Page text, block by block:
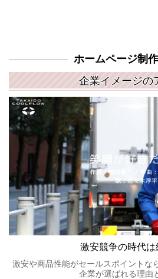
ホームページ制
企業イメージの
激安競争の時代は
激安や商品性能がセールスポイントな
企業が選ばれる理由